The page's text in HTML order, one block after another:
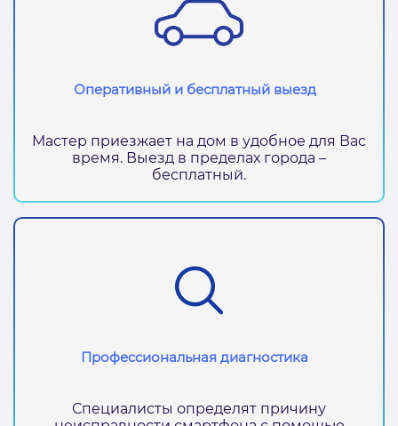
Оперативный и бесплатный выезд
Мастер приезжает на дом в удобное для Вас
время. Выезд в пределах города –
бесплатный.
Профессиональная диагностика
Специалисты определят причину